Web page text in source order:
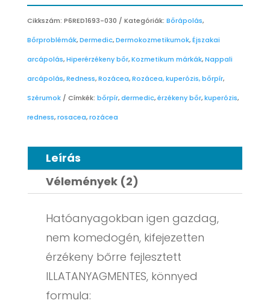
Cikkszám: P6RED1693-030 Kategóriák: Bőrápolás,
Bőrproblémák,Dermedic,Dermokozmetikumok,Éjszakai
arcápolás,Hiperérzékeny bőr,Kozmetikum márkák,Nappali
arcápolás,Redness,Rozácea,Rozácea, kuperózis, bőrpír,
Szérumok
Címkék: bőrpír,dermedic,érzékeny bőr,kuperózis,
redness,rosacea,rozácea
Leírás
Vélemények (2)
Hatóanyagokban igen gazdag,
nem komedogén, kifejezetten
érzékeny bőrre fejlesztett
ILLATANYAGMENTES, könnyed
formula: